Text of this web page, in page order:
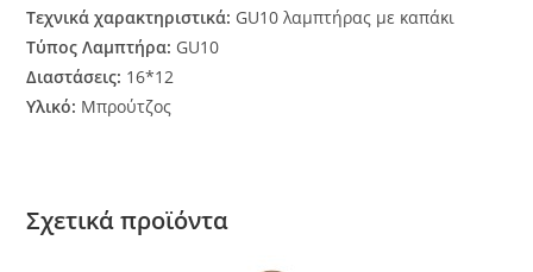
Τεχνικά χαρακτηριστικά: GU10 λαμπτήρας με καπάκι
Τύπος Λαμπτήρα: GU10
Διαστάσεις: 16*12
Υλικό: Μπρούτζος
Σχετικά προϊόντα